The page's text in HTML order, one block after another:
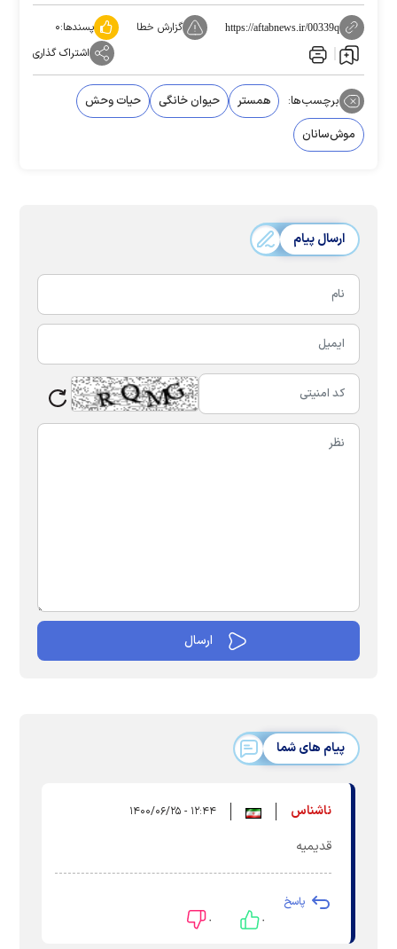
https://aftabnews.ir/00339q گزارش خطا پسندها:۰
اشتراک گذاری
برچسب‌ها: همستر حیوان خانگی
حیات وحش
موش‌سانان
ارسال پیام
پیام های شما
ناشناس ۱۲:۴۴ - ۱۴۰۰/۰۶/۲۵
قدیمیه
پاسخ
۰ ۰